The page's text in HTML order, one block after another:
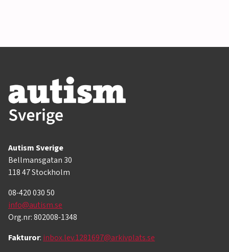
Autism Sverige
Bellmansgatan 30
118 47 Stockholm
08-420 030 50
info@autism.se
Org.nr: 802008-1348
Fakturor: inbox.lev.1281697@arkivplats.se